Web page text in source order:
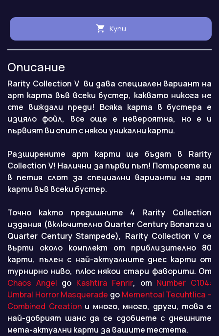
Купи
Описание
Rarity Collection V ви дава специален вариант на
арт карта във всеки бустер, каквато никога не
сте виждали преди! Всяка карта в бустера е
изцяло фойл, все още е невероятна, но е и
първият ви опит с някои уникални карти.
Разширените арт карти ще бъдат в Rarity
Collection V! Налични за първи път! Потърсете ги
в петия слот за специални варианти на арт
карти във всеки бустер.
Точно както предишните 4 Rarity Collection
издания (включително Quarter Century Bonanza и
Quarter Century Stampede), Rarity Collection V се
върти около комплект от приблизително 80
карти, пълен с най-актуалните днес карти от
турнирно ниво, плюс някои стари фаворити. От
Chaos Angel до Kashtira Fenrir, от Number C104:
Umbral Horror Masquerade до Mementoal Tecuhtlica –
Combined Creationи много, много, други, това е
най-добрият шанс да се сдобиете с днешните
мета-актуални карти за вашите тестета.